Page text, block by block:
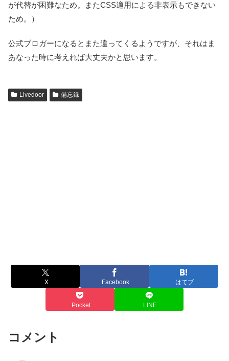
が代替が困難なため。またCSS適用による非表示もできない
ため。）
公式ブロガーになるとまた違ってくるようですが、それはま
あなった時に考えれば大丈夫かと思います。
Livedoor 備忘録
X Facebook はてブ
Pocket LINE
コメント